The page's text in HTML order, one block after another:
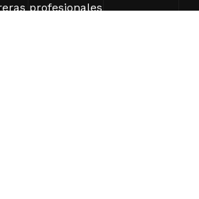
profesionales